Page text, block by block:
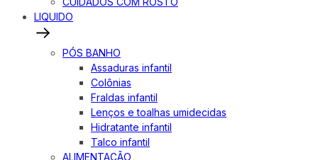
LIQUIDO
PÓS BANHO
Assaduras infantil
Colônias
Fraldas infantil
Lenços e toalhas umidecidas
Hidratante infantil
Talco infantil
ALIMENTAÇÃO